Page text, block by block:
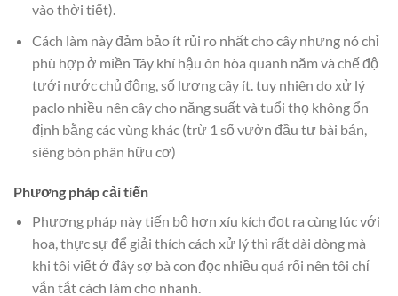
vào thời tiết).
Cách làm này đảm bảo ít rủi ro nhất cho cây nhưng nó chỉ
phù hợp ở miền Tây khí hậu ôn hòa quanh năm và chế độ
tưới nước chủ động, số lượng cây ít. tuy nhiên do xử lý
paclo nhiều nên cây cho năng suất và tuổi thọ không ổn
định bằng các vùng khác (trừ 1 số vườn đầu tư bài bản,
siêng bón phân hữu cơ)
Phương pháp cải tiến
Phương pháp này tiến bộ hơn xíu kích đọt ra cùng lúc với
hoa, thực sự để giải thích cách xử lý thì rất dài dòng mà
khi tôi viết ở đây sợ bà con đọc nhiều quá rối nên tôi chỉ
vắn tắt cách làm cho nhanh.